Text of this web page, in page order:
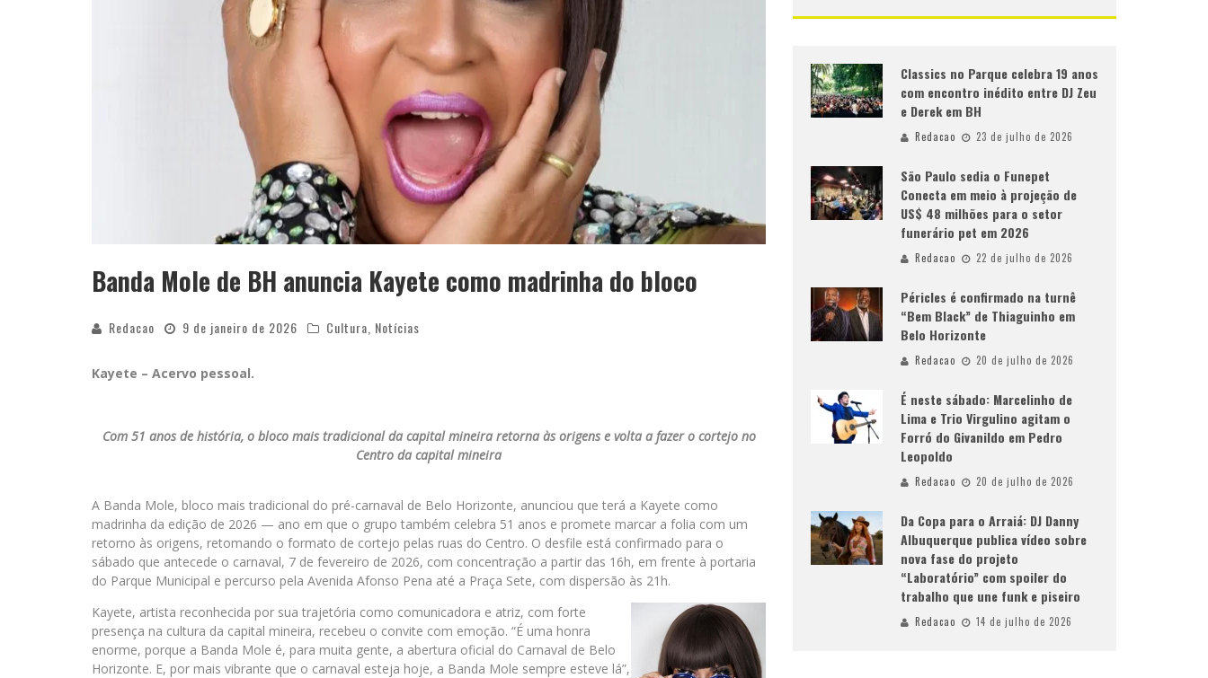
Banda Mole de BH anuncia Kayete como madrinha do bloco
Redacao 9 de janeiro de 2026 Cultura Notícias
Kayete – Acervo pessoal.
Com 51 anos de história, o bloco mais tradicional da capital mineira retorna às origens e volta a fazer o cortejo no
Centro da capital mineira
A Banda Mole, bloco mais tradicional do pré-carnaval de Belo Horizonte, anunciou que terá a Kayete como
madrinha da edição de 2026 — ano em que o grupo também celebra 51 anos e promete marcar a folia com um
retorno às origens, retomando o formato de cortejo pelas ruas do Centro. O desfile está confirmado para o
sábado que antecede o carnaval, 7 de fevereiro de 2026, com concentração a partir das 16h, em frente à portaria
do Parque Municipal e percurso pela Avenida Afonso Pena até a Praça Sete, com dispersão às 21h.
Kayete, artista reconhecida por sua trajetória como comunicadora e atriz, com forte
presença na cultura da capital mineira, recebeu o convite com emoção. “É uma honra
enorme, porque a Banda Mole é, para muita gente, a abertura oficial do Carnaval de Belo
Horizonte. E, por mais vibrante que o carnaval esteja hoje, a Banda Mole sempre esteve lá”,
Classics no Parque celebra 19 anos
com encontro inédito entre DJ Zeu
e Derek em BH
Redacao 23 de julho de 2026
São Paulo sedia o Funepet
Conecta em meio à projeção de
US$ 48 milhões para o setor
funerário pet em 2026
Redacao 22 de julho de 2026
Péricles é confirmado na turnê
“Bem Black” de Thiaguinho em
Belo Horizonte
Redacao 20 de julho de 2026
É neste sábado: Marcelinho de
Lima e Trio Virgulino agitam o
Forró do Givanildo em Pedro
Leopoldo
Redacao 20 de julho de 2026
Da Copa para o Arraiá: DJ Danny
Albuquerque publica vídeo sobre
nova fase do projeto
“Laboratório” com spoiler do
trabalho que une funk e piseiro
Redacao 14 de julho de 2026